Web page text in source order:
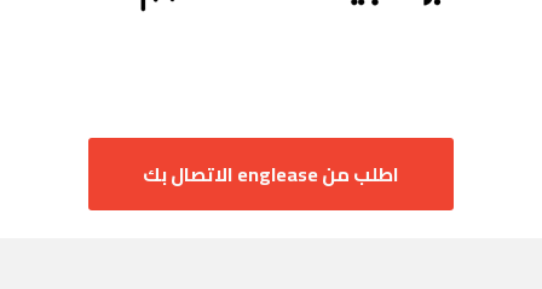
اطلب من ‏‪englease‬‏ الاتصال بك